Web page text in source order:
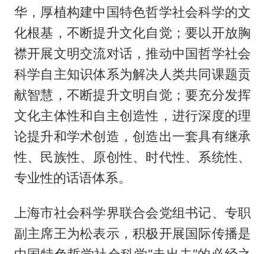
华，厚植构建中国特色哲学社会科学的文
化根基，不断提升文化自觉；要以开放胸
襟开展文明交流对话，推动中国哲学社会
科学自主知识体系为解决人类共同课题贡
献智慧，不断提升文明自觉；要充分发挥
文化主体性和自主创造性，进行深度的理
论提升和学术创造，创造出一套具有继承
性、民族性、原创性、时代性、系统性、
专业性的话语体系。
上海市社会科学界联合会党组书记、专职
副主席王为松表示，积极开展国际传播是